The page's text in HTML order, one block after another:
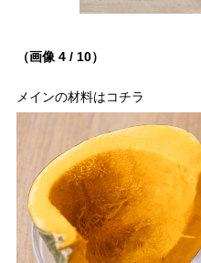
（画像 4 / 10）
メインの材料はコチラ